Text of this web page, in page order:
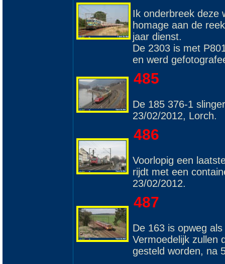
Ik onderbreek deze
homage aan de
jaar dienst.
De 2303 is met
en werd
485
De 185 376-1
23/02/2012, Lorch.
486
Voorlopig een
rijdt met een
23/02/2012.
487
De 163 is opweg
Vermoedelijk zullen
gesteld worden, na